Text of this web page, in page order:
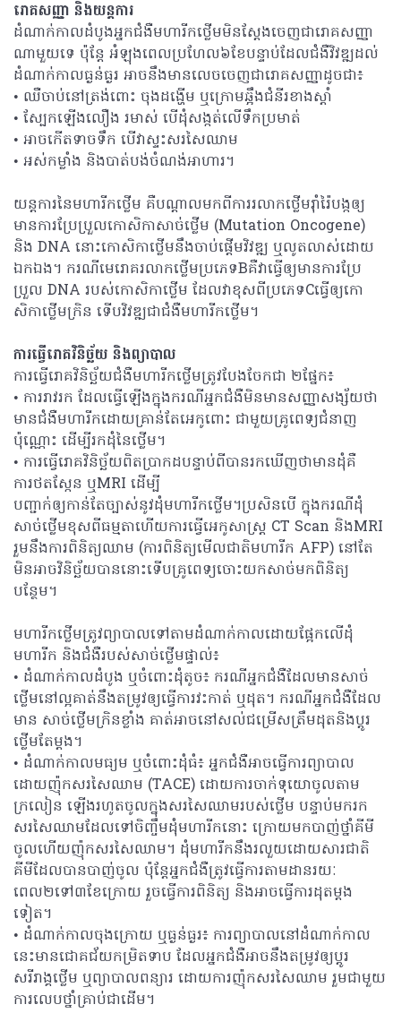
រោគសញ្ញា និងយន្តការ
ដំណាក់កាលដំបូងអ្នកជំងឺមហារីកថ្លើមមិនស្តែងចេញជារោគសញ្ញា
ណាមួយទេ ប៉ុន្តែ អំឡុងពេលប្រហែល៦ខែបន្ទាប់ដែលជំងឺវិវឌ្ឍដល់
ដំណាក់កាលធ្ងន់ធ្ងរ អាចនឹងមានលេចចេញជារោគសញ្ញាដូចជា៖
• ឈឺចាប់នៅត្រង់ពោះ ចុងដង្ហើម ឬក្រោមឆ្អឹងជំនីរខាងស្តាំ
• ស្បែកឡើងលឿង រមាស់ បើដុំសង្កត់លើទឹកប្រមាត់
• អាចកើតទាចទឹក បើវាស្ទះសរសៃឈាម
• អស់កម្លាំង និងបាត់បង់ចំណង់អាហារ។
យន្តការនៃមហារីកថ្លើម គឺបណ្តាលមកពីការរលាកថ្លើមរ៉ាំរ៉ៃបង្កឲ្យ
មានការប្រែប្រួលកោសិកាសាច់ថ្លើម (Mutation Oncogene)
និង DNA នោះកោសិកាថ្លើមនឹងចាប់ផ្តើមវិវឌ្ឍ ឬលូតលាស់ដោយ
ឯកឯង។ ករណីមេរោគរលាកថ្លើមប្រភេទBគឺវាធ្វើឲ្យមានការប្រែ
ប្រួល DNA របស់កោសិកាថ្លើម ដែលវាខុសពីប្រភេទCធ្វើឲ្យកោ
សិកាថ្លើមក្រិន ទើបវិវឌ្ឍជាជំងឺមហារីកថ្លើម។
ការធ្វើរោគវិនិច្ឆ័យ និងព្យាបាល
ការធ្វើរោគវិនិច្ឆ័យជំងឺមហារីកថ្លើមត្រូវបែងចែកជា ២ផ្នែក៖
• ការរាវរក ដែលធ្វើឡើងក្នុងករណីអ្នកជំងឺមិនមានសញ្ញាសង្ស័យថា
មានជំងឺមហារីកដោយគ្រាន់តែអេកូពោះ ជាមួយគ្រូពេទ្យជំនាញ
ប៉ុណ្ណោះ ដើម្បីរកដុំនៃថ្លើម។
• ការធ្វើរោគវិនិច្ឆ័យពិតប្រាកដបន្ទាប់ពីបានរកឃើញថាមានដុំគឺ
ការថតស្កែន ឬMRI ដើម្បី
បញ្ជាក់ឲ្យកាន់តែច្បាស់នូវដុំមហារីកថ្លើម។ប្រសិនបើ ក្នុងករណីដុំ
សាច់ថ្លើមខុសពីធម្មតាហើយការធ្វើអេកូសាស្ត្រ CT Scan និងMRI
រួមនឹងការពិនិត្យឈាម (ការពិនិត្យមើលជាតិមហារីក AFP) នៅតែ
មិនអាចវិនិច្ឆ័យបាននោះទើបគ្រូពេទ្យចោះយកសាច់មកពិនិត្យ
បន្ថែម។
មហារីកថ្លើមត្រូវព្យាបាលទៅតាមដំណាក់កាលដោយផ្អែកលើដុំ
មហារីក និងជំងឺរបស់សាច់ថ្លើមផ្ទាល់៖
• ដំណាក់កាលដំបូង ឬចំពោះដុំតូច៖ ករណីអ្នកជំងឺដែលមានសាច់
ថ្លើមនៅល្អគាត់នឹងតម្រូវឲ្យធ្វើការវះកាត់ ឬដុត។ ករណីអ្នកជំងឺដែល
មាន សាច់ថ្លើមក្រិនខ្លាំង គាត់អាចនៅសល់ជម្រើសត្រឹមដុតនិងប្តូរ
ថ្លើមតែម្តង។
• ដំណាក់កាលមធ្យម ឬចំពោះដុំធំ៖ អ្នកជំងឺអាចធ្វើការព្យាបាល
ដោយញ៉ុកសរសៃឈាម (TACE) ដោយការចាក់ទុយោចូលតាម
ក្រលៀន ឡើងរហូតចូលក្នុងសរសៃឈាមរបស់ថ្លើម បន្ទាប់មករក
សរសៃឈាមដែលទៅចិញ្ចឹមដុំមហារីកនោះ ក្រោយមកបាញ់ថ្នាំគីមី
ចូលហើយញ៉ុកសរសៃឈាម។ ដុំមហារីកនឹងរលួយដោយសារជាតិ
គីមីដែលបានបាញ់ចូល ប៉ុន្តែអ្នកជំងឺត្រូវធ្វើការតាមដានរយៈ
ពេល២ទៅ៣ខែក្រោយ រួចធ្វើការពិនិត្យ និងអាចធ្វើការដុតម្តង
ទៀត។
• ដំណាក់កាលចុងក្រោយ ឬធ្ងន់ធ្ងរ៖ ការព្យាបាលនៅដំណាក់កាល
នេះមានជោគជ័យកម្រិតទាប ដែលអ្នកជំងឺអាចនឹងតម្រូវឲ្យប្តូរ
សរីរាង្គថ្លើម ឬព្យាបាលពន្យារ ដោយការញ៉ុកសរសៃឈាម រួមជាមួយ
ការលេបថ្នាំគ្រាប់ជាដើម។